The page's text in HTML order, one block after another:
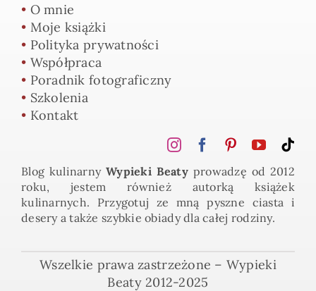
• O mnie
• Moje książki
• Polityka prywatności
• Współpraca
• Poradnik fotograficzny
• Szkolenia
• Kontakt
Blog kulinarny Wypieki Beaty prowadzę od 2012
roku, jestem również autorką książek
kulinarnych. Przygotuj ze mną pyszne ciasta i
desery a także szybkie obiady dla całej rodziny.
Wszelkie prawa zastrzeżone – Wypieki
Beaty 2012-2025